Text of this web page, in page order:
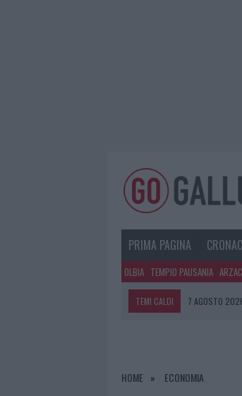
PRIMA PAGINA
OLBIA TEMPIO PAUSANIA
TEMI CALDI 7 AGOSTO
7 AGOSTO 2026 |
HOME ECONOMIA